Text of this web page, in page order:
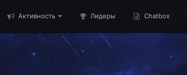
Активность Лидеры Chatbox